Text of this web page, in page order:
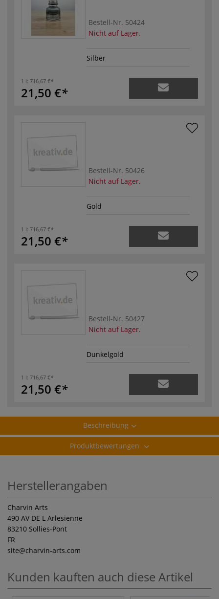
Bestell-Nr. 50424
Nicht auf Lager.
Silber
1 l: 716,67 €
21,50 €
Bestell-Nr. 50426
Nicht auf Lager.
Gold
1 l: 716,67 €
21,50 €
Bestell-Nr. 50427
Nicht auf Lager.
Dunkelgold
1 l: 716,67 €
21,50 €
Beschreibung
Produktbewertungen
Herstellerangaben
Charvin Arts
490 AV DE L Arlesienne
83210 Sollies-Pont
FR
site@charvin-arts.com
Kunden kauften auch diese Artikel